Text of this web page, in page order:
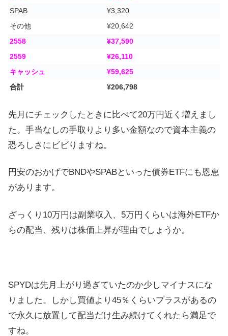
SPAB
¥3,320
その他
¥20,642
2558
¥37,590
2559
¥26,110
キャッシュ
¥59,625
合計
¥206,798
先月にチェックしたときに比べて20万円近く増えまし
た。手当なしの手取りより多い金額なので資本主義の
恐ろしさにビビりますね。
円安のおかげでBNDやSPABといった債券ETFにも恩恵
があります。
ざっくり10万円は副業収入、5万円くらいは海外ETFか
らの配当、残りは株価上昇が理由でしょうか。
SPYDは先月上がり過ぎていたのか少しマイナスにな
りました。しかし買値より45％くらいプラスがあるの
で永久に放置して配当だけ生み続けてくれたら満足で
すね。